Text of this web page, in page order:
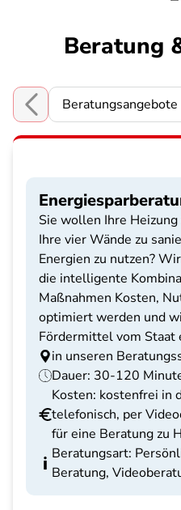
Beratung
Choose a section
Sie wollen Ihre
Ihre vier Wände zu
Energien zu nutzen?
die intelligente
Maßnahmen Kosten,
optimiert werden und
Fördermittel vom Staat
in unseren
Dauer: 30-120
Kosten: kostenfrei in
telefonisch, per
für eine Beratung zu
Beratungsart:
Beratung,